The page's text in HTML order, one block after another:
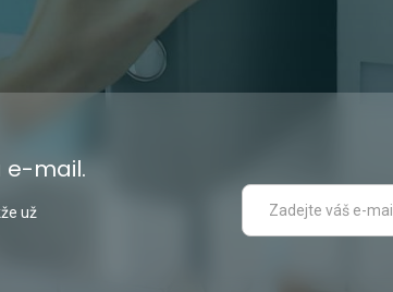
e-mail.
už